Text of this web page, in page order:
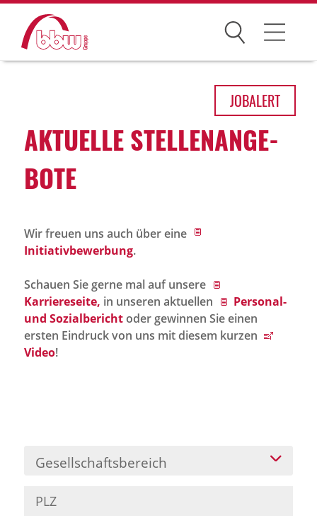
Suchen
Über uns
Historie
bbw als Arbeitgeber
Jobportal
Presse und Medien
Karriere
Presse
JOBALERT
AKTU­ELLE STEL­LEN­AN­GE­
BOTE
Wir freuen uns auch über eine
Initiativbewerbung.
Schauen Sie gerne mal auf unsere
Karriereseite, in unseren aktuellen
Personal-
und Sozialberichtoder gewinnen Sie einen
ersten Eindruck von uns mit diesem kurzen
Video!
Gesellschaftsbereich